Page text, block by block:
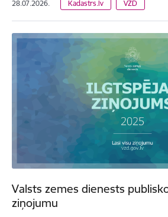
28.07.2026. Kadastrs.lv VZD
Valsts zemes dienests
ziņojumu